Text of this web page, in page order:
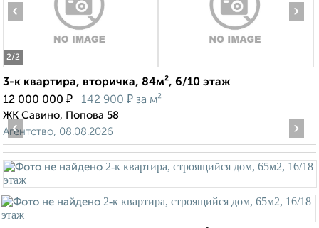
2/2
‹ ›
3-к квартира, вторичка, 84м², 6/10 этаж
12 000 000 ₽ 142 900 ₽ за м²
ЖК Савино, Попова 58
Агентство, 08.08.2026
‹ ›